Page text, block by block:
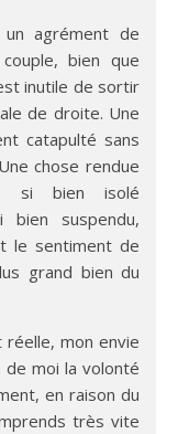
agrément de
bien que
inutile de sortir
de droite. Une
catapulté sans
chose rendue
si bien isolé
suspendu,
le sentiment de
grand bien du
réelle, mon envie
de moi la volonté
en raison du
très vite